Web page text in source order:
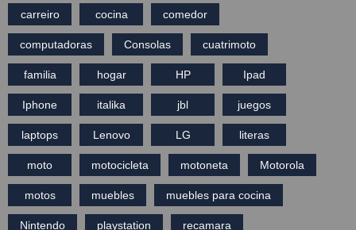
carreiro cocina comedor
computadoras Consolas cuatrimoto
familia hogar HP Ipad
Iphone italika jbl juegos
laptops Lenovo LG literas
moto motocicleta motoneta Motorola
motos muebles muebles para cocina
Nintendo playstation recamara